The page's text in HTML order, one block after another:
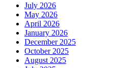
July 2026
May 2026
April 2026
January 2026
December 2025
October 2025
August 2025